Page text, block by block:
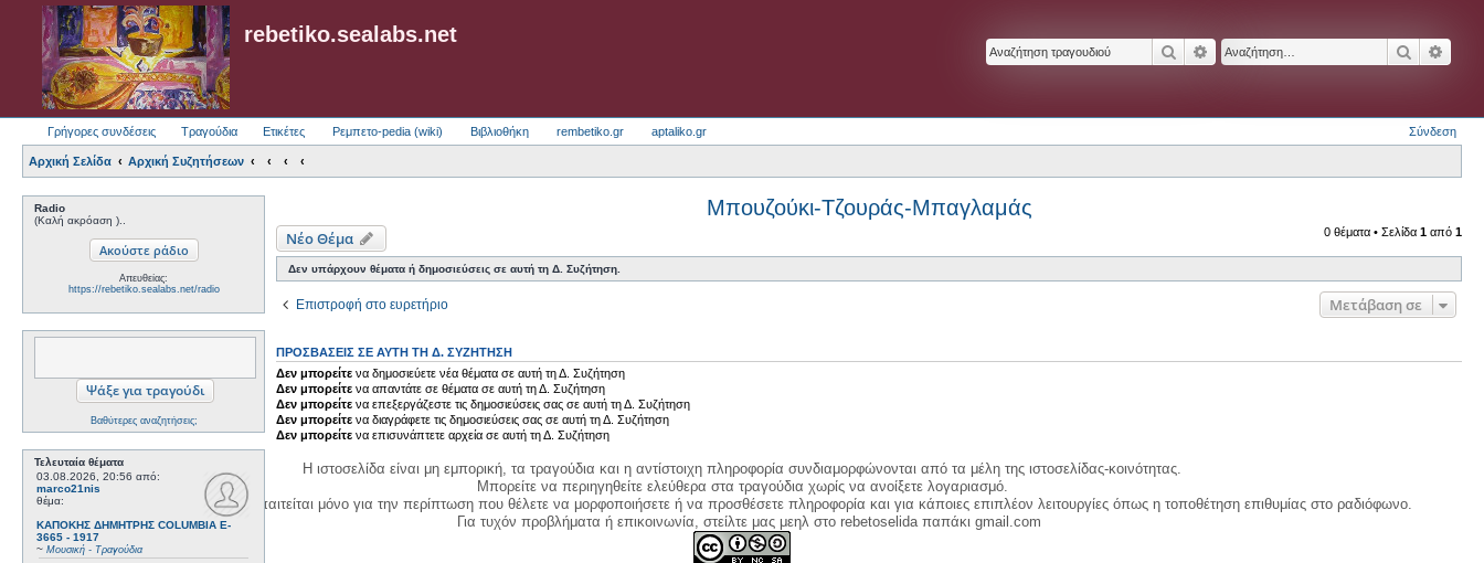
rebetiko.sealabs.net
ΑναζήτησηΕιδική αναζήτηση
Γρήγορες συνδέσεις Τραγούδια Ετικέτες Ρεμπετο-pedia (wiki) Βιβλιοθήκη rembetiko.gr aptaliko.gr Σύνδεση
Αρχική Σελίδα Αρχική Συζητήσεων
Radio
(Καλή ακρόαση )..
Απευθείας:
https://rebetiko.sealabs.net/radio
Βαθύτερες αναζητήσεις;
Τελευταία θέματα
03.08.2026, 20:56 από:
marco21nis
θέμα:
ΚΑΠΟΚΗΣ ΔΗΜΗΤΡΗΣ COLUMBIA E-
3665 - 1917
~ Μουσική - Τραγούδια
Μπουζούκι-Τζουράς-Μπαγλαμάς
Νέο Θέμα 0 θέματα • Σελίδα 1 από 1
Δεν υπάρχουν θέματα ή δημοσιεύσεις σε αυτή τη Δ. Συζήτηση.
Επιστροφή στο ευρετήριο Μετάβαση σε
ΠΡΟΣΒΆΣΕΙΣ ΣΕ ΑΥΤΉ ΤΗ Δ. ΣΥΖΉΤΗΣΗ
Δεν μπορείτε να δημοσιεύετε νέα θέματα σε αυτή τη Δ. Συζήτηση
Δεν μπορείτε να απαντάτε σε θέματα σε αυτή τη Δ. Συζήτηση
Δεν μπορείτε να επεξεργάζεστε τις δημοσιεύσεις σας σε αυτή τη Δ. Συζήτηση
Δεν μπορείτε να διαγράφετε τις δημοσιεύσεις σας σε αυτή τη Δ. Συζήτηση
Δεν μπορείτε να επισυνάπτετε αρχεία σε αυτή τη Δ. Συζήτηση
Η ιστοσελίδα είναι μη εμπορική, τα τραγούδια και η αντίστοιχη πληροφορία συνδιαμορφώνονται από τα μέλη της ιστοσελίδας-κοινότητας.
Μπορείτε να περιηγηθείτε ελεύθερα στα τραγούδια χωρίς να ανοίξετε λογαριασμό.
Η δημιουργία λογαριασμού απαιτείται μόνο για την περίπτωση που θέλετε να μορφοποιήσετε ή να προσθέσετε πληροφορία και για κάποιες επιπλέον λειτουργίες όπως η τοποθέτηση επιθυμίας στο ραδιόφωνο.
Για τυχόν προβλήματα ή επικοινωνία, στείλτε μας μεηλ στο rebetoselida παπάκι gmail.com